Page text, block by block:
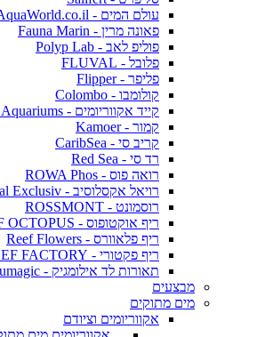
עולם המים - AquaWorld.co.il
פאונה מרין - Fauna Marin
פוליפ לאב - Polyp Lab
פלובל - FLUVAL
פליפר - Flipper
קולומבו - Colombo
קייד אקווריומים - CADE Aquariums
קמור - Kamoer
קריב סי - CaribSea
רד סי - Red Sea
רואה פוס - ROWA Phos
רויאל אקסלוסיב - Royal Exclusiv
רוסמונט - ROSSMONT
ריף אוקטופוס - REEF OCTOPUS
ריף פלאוורס - Reef Flowers
ריף פקטורי - REEF FACTORY
תאורות לד אילומגיק - Illumagic
מבצעים
מים מתוקים
אקווריומים וציודם